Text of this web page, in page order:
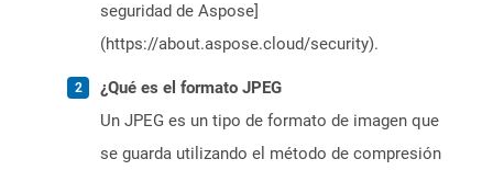
seguridad de Aspose]
(https://about.aspose.cloud/security).
¿Qué es el formato JPEG
Un JPEG es un tipo de formato de imagen que
se guarda utilizando el método de compresión